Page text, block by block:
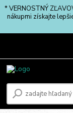
* VERNOSTNÝ
nákupmi získajte